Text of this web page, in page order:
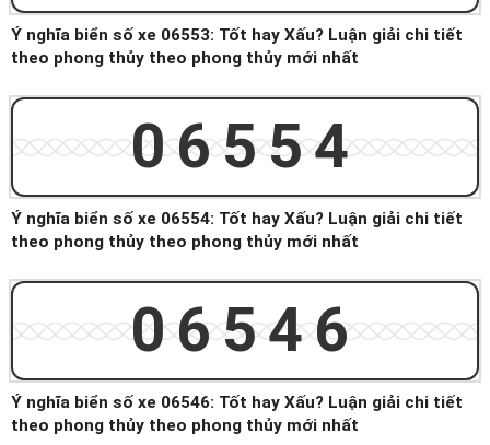
Ý nghĩa biển số xe 06553: Tốt hay Xấu? Luận giải chi tiết
theo phong thủy theo phong thủy mới nhất
06554
Ý nghĩa biển số xe 06554: Tốt hay Xấu? Luận giải chi tiết
theo phong thủy theo phong thủy mới nhất
06546
Ý nghĩa biển số xe 06546: Tốt hay Xấu? Luận giải chi tiết
theo phong thủy theo phong thủy mới nhất